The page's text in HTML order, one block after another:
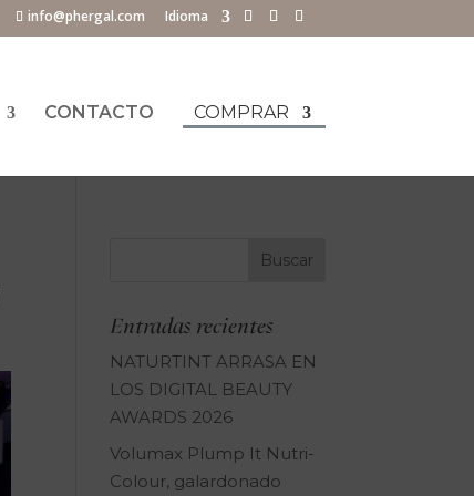
info@phergal.com Idioma
CONTACTO COMPRAR
Entradas recientes
NATURTINT ARRASA EN
LOS DIGITAL BEAUTY
AWARDS 2026
Volumax Plump It Nutri-
Colour, galardonado